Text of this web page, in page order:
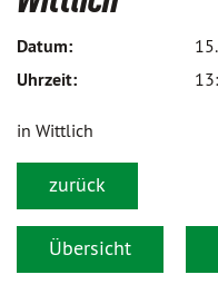
Datum:
Uhrzeit:
in Wittlich
zurück
Übersicht